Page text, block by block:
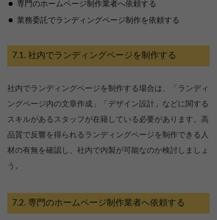
専門のホームページ制作業者へ依頼する
業務委託でランディングページ制作を依頼する
社内でランディングページを制作する
社内でランディングページを制作する場合は、「ランディ
ングページ内の文章作成」「デザイン設計」などに関する
スキルがあるスタッフが在籍している必要があります。高
品質で反響を得られるランディングページを制作できる人
材の有無を確認し、社内で内製が可能なのか検討しましょ
う。
専門のホームページ制作業者へ依頼する